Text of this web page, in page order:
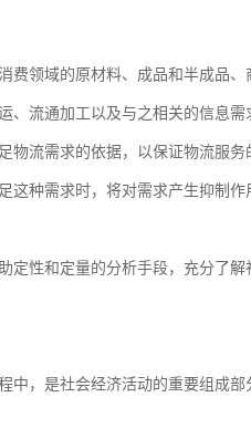
领域的原材料、成品和半成品、
流通加工以及与之相关的信息需
流需求的依据，以保证物流服务
这种需求时，将对需求产生抑制
性和定量的分析手段，充分了解
，是社会经济活动的重要组成部